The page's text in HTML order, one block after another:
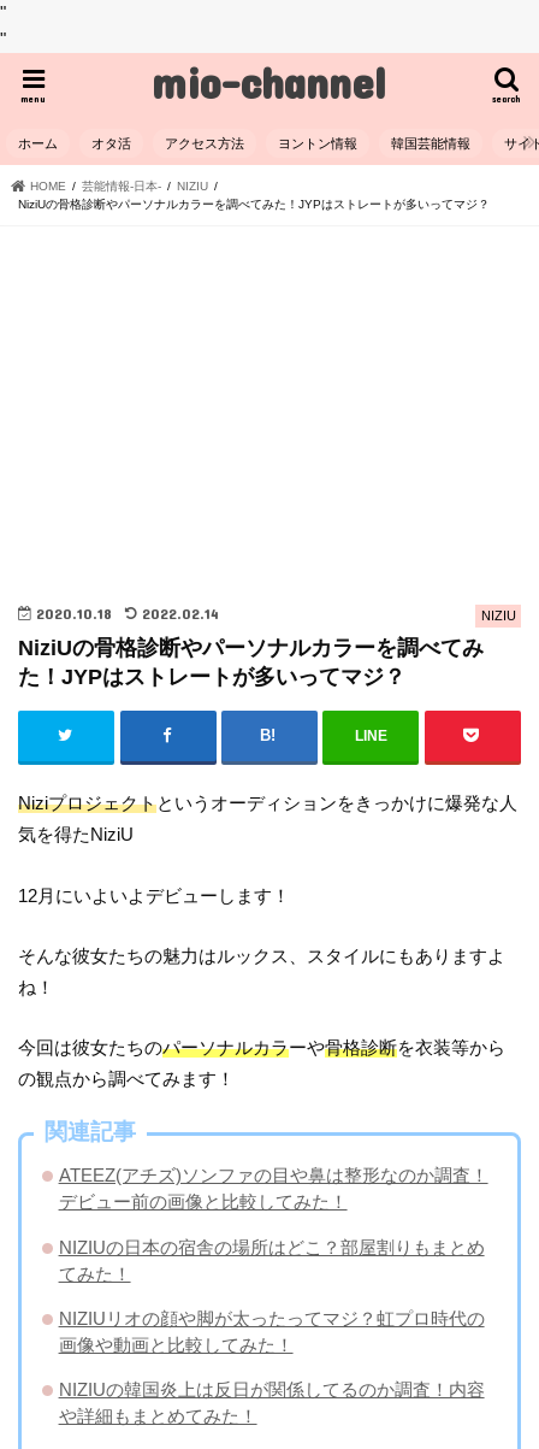
"
"
mio-channel search
menu
ホーム オタ活 アクセス方法 ヨントン情報 韓国芸能情報 サイ
HOME 芸能情報-日本-
NIZIU
NiziUの骨格診断やパーソナルカラーを調べてみた！JYPはストレートが多いってマジ？
NIZIU
2020.10.18 2022.02.14
NiziUの骨格診断やパーソナルカラーを調べてみ
た！JYPはストレートが多いってマジ？
LINE
Niziプロジェクトというオーディションをきっかけに爆発な人
気を得たNiziU
12月にいよいよデビューします！
そんな彼女たちの魅力はルックス、スタイルにもありますよ
ね！
今回は彼女たちのパーソナルカラーや骨格診断を衣装等から
の観点から調べてみます！
関連記事
​ATEEZ(アチズ)ソンファの目や鼻は整形なのか調査！
デビュー前の画像と比較してみた！
NIZIUの日本の宿舎の場所はどこ？部屋割りもまとめ
てみた！
NIZIUリオの顔や脚が太ったってマジ？虹プロ時代の
画像や動画と比較してみた！
NIZIUの韓国炎上は反日が関係してるのか調査！内容
や詳細もまとめてみた！